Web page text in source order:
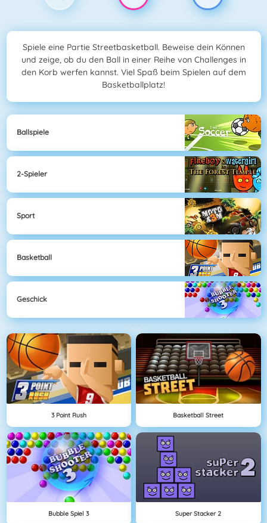
Spiele eine Partie Streetbasketball. Beweise dein Können
und zeige, ob du den Ball in einer Reihe von Challenges in
den Korb werfen kannst. Viel Spaß beim Spielen auf dem
Basketballplatz!
Ballspiele
2-Spieler
Sport
Basketball
Geschick
3 Point Rush Basketball Street
Bubble Spiel 3 Super Stacker 2